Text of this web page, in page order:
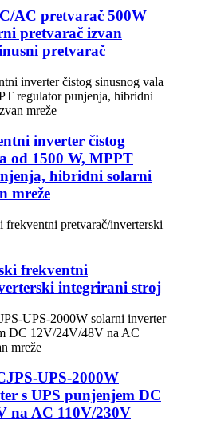
AC pretvarač 500W
pretvarač izvan
pretvarač
inverter čistog
od 1500 W, MPPT
hibridni solarni
mreže
frekventni
integrirani stroj
UPS-2000W
s UPS punjenjem DC
na AC 110V/230V